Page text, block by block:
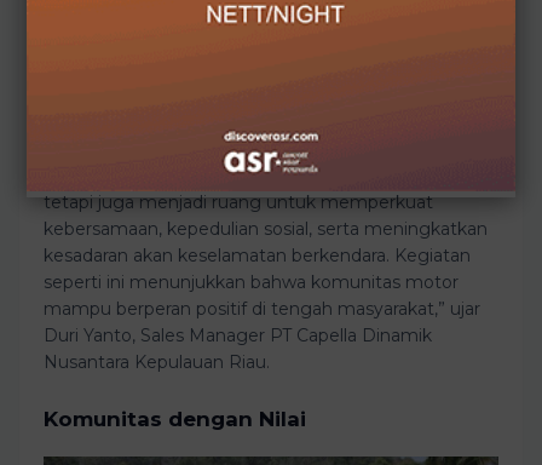
memperkuat kebersamaan, kepedulian sosial, dan
Batam melalui kegiatan touring religi ini. Komunitas
tidak hanya menjadi wadah untuk menyalurkan hobi,
tetapi juga menjadi ruang untuk memperkuat
kebersamaan, kepedulian sosial, serta meningkatkan
kesadaran akan keselamatan berkendara. Kegiatan
seperti ini menunjukkan bahwa komunitas motor
mampu berperan positif di tengah masyarakat,” ujar
Duri Yanto, Sales Manager PT Capella Dinamik
Nusantara Kepulauan Riau.
Komunitas dengan Nilai